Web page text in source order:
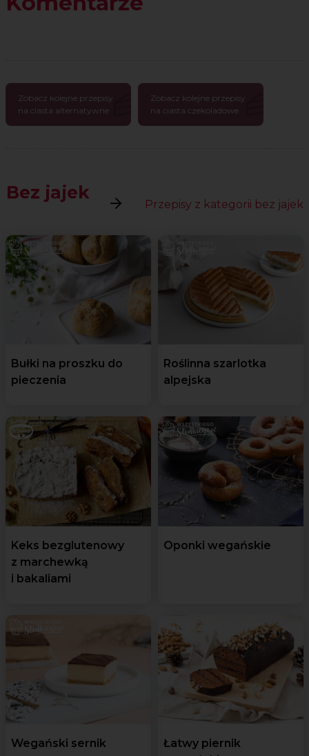
Zobacz kolejne przepisy
na ciasta alternatywne
Zobacz kolejne przepisy
na ciasta czekoladowe
Bez jajek
Przepisy z kategorii bez jajek
Bułki na proszku do
pieczenia
Roślinna szarlotka
alpejska
Keks bezglutenowy
z marchewką
i bakaliami
Oponki wegańskie
Wegański sernik
Łatwy piernik